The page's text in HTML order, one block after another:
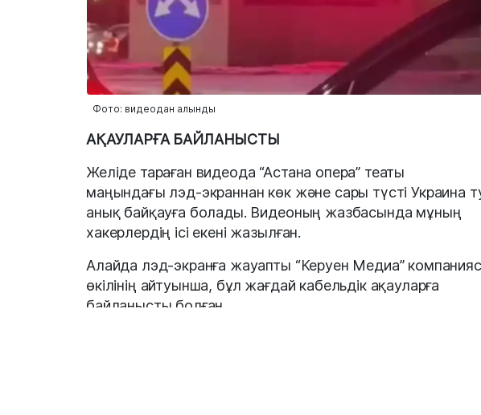
Фото: видеодан алынды
АҚАУЛАРҒА БАЙЛАНЫСТЫ
Желіде тараған видеода “Астана опера” театы
маңындағы лэд-экраннан көк және сары түсті Украина
анық байқауға болады. Видеоның жазбасында мұның
хакерлердің ісі екені жазылған.
Алайда лэд-экранға жауапты “Керуен Медиа”
өкілінің айтуынша, бұл жағдай кабельдік ақауларға
байланысты болған.